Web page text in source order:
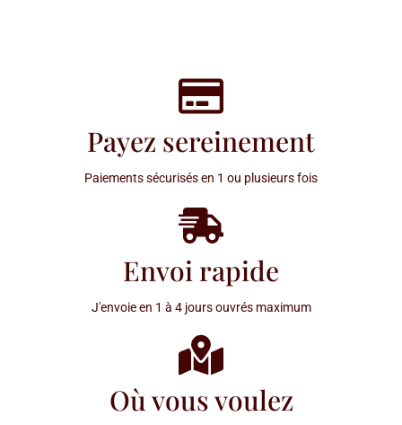
Payez sereinement
Paiements sécurisés en 1 ou plusieurs fois
Envoi rapide
J'envoie en 1 à 4 jours ouvrés maximum
Où vous voulez